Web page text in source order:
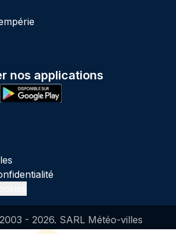
nos applications
- 2026. SARL Météo-villes